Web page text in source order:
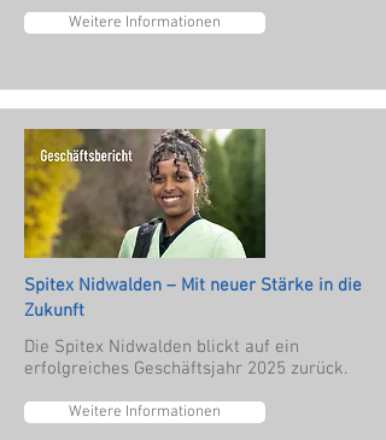
Weitere Informationen
Spitex Nidwalden – Mit neuer Stärke in die
Zukunft
Die Spitex Nidwalden blickt auf ein
erfolgreiches Geschäftsjahr 2025 zurück.
Weitere Informationen